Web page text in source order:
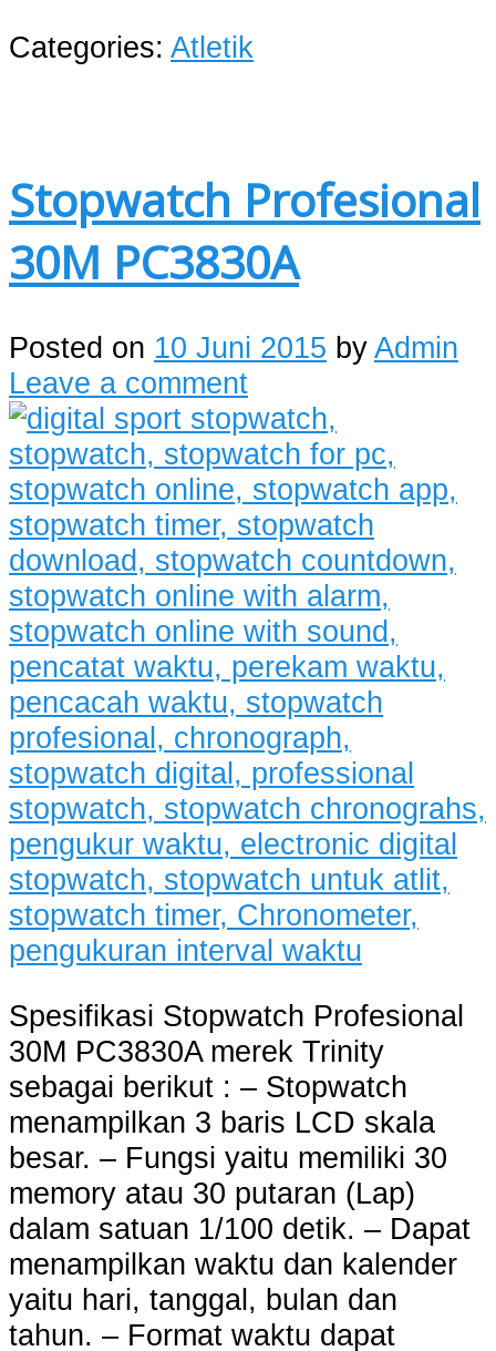
Categories: Atletik
Stopwatch Profesional
30M PC3830A
Posted on 10 Juni 2015 byAdmin
Leave a comment
Spesifikasi Stopwatch Profesional
30M PC3830A merek Trinity
sebagai berikut : – Stopwatch
menampilkan 3 baris LCD skala
besar. – Fungsi yaitu memiliki 30
memory atau 30 putaran (Lap)
dalam satuan 1/100 detik. – Dapat
menampilkan waktu dan kalender
yaitu hari, tanggal, bulan dan
tahun. – Format waktu dapat